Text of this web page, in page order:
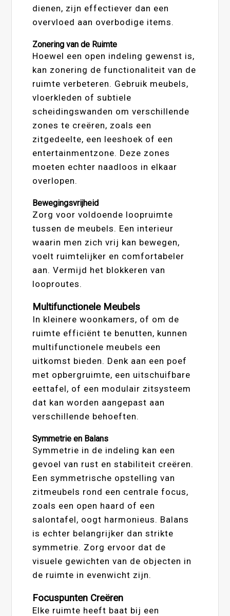
dienen, zijn effectiever dan een
overvloed aan overbodige items.
Zonering van de Ruimte
Hoewel een open indeling gewenst is,
kan zonering de functionaliteit van de
ruimte verbeteren. Gebruik meubels,
vloerkleden of subtiele
scheidingswanden om verschillende
zones te creëren, zoals een
zitgedeelte, een leeshoek of een
entertainmentzone. Deze zones
moeten echter naadloos in elkaar
overlopen.
Bewegingsvrijheid
Zorg voor voldoende loopruimte
tussen de meubels. Een interieur
waarin men zich vrij kan bewegen,
voelt ruimtelijker en comfortabeler
aan. Vermijd het blokkeren van
looproutes.
Multifunctionele Meubels
In kleinere woonkamers, of om de
ruimte efficiënt te benutten, kunnen
multifunctionele meubels een
uitkomst bieden. Denk aan een poef
met opbergruimte, een uitschuifbare
eettafel, of een modulair zitsysteem
dat kan worden aangepast aan
verschillende behoeften.
Symmetrie en Balans
Symmetrie in de indeling kan een
gevoel van rust en stabiliteit creëren.
Een symmetrische opstelling van
zitmeubels rond een centrale focus,
zoals een open haard of een
salontafel, oogt harmonieus. Balans
is echter belangrijker dan strikte
symmetrie. Zorg ervoor dat de
visuele gewichten van de objecten in
de ruimte in evenwicht zijn.
Focuspunten Creëren
Elke ruimte heeft baat bij een